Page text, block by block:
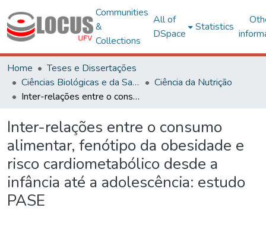
Communities
&
Collections
All of
DSpace
Statistics
Home
Teses e Dissertações
Ciências Biológicas e da Saúde
Ciência da Nutrição
Inter-relações entre o consumo alimentar, fenótipo da obesidade e risco cardiometabólico desde a infância até a adolescência: estudo PASE
Inter-relações entre o consumo
alimentar, fenótipo da obesidade e
risco cardiometabólico desde a
infância até a adolescência: estudo
PASE